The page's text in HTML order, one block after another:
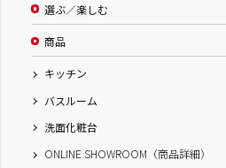
選ぶ／楽しむ
商品
キッチン
バスルーム
洗面化粧台
ONLINE SHOWROOM（商品詳細）